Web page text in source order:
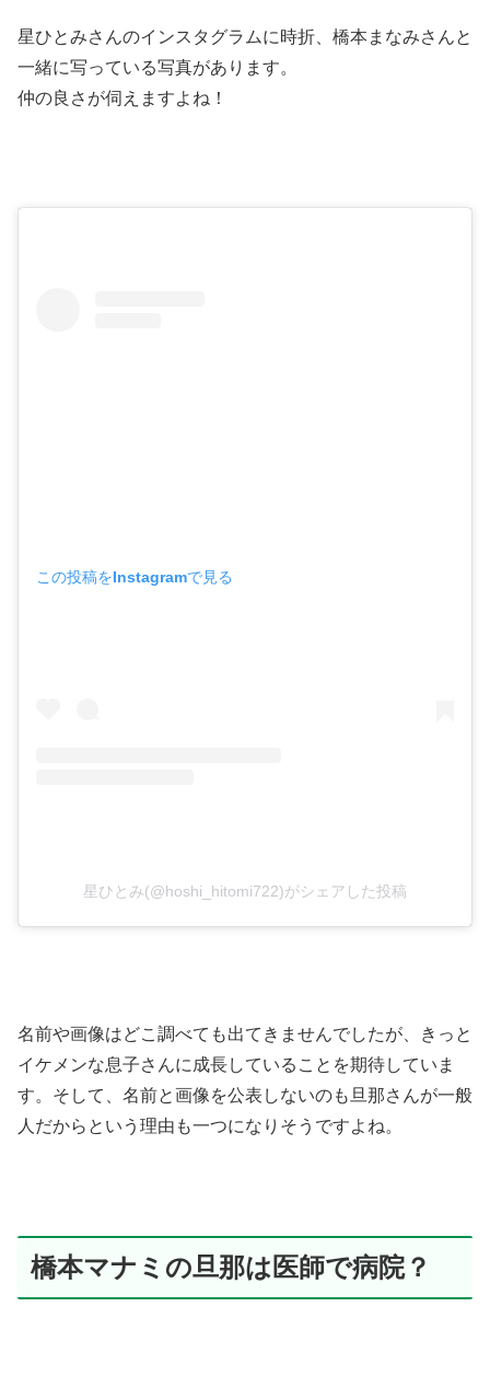
星ひとみさんのインスタグラムに時折、橋本まなみさんと
一緒に写っている写真があります。
仲の良さが伺えますよね！
この投稿をInstagramで見る
星ひとみ(@hoshi_hitomi722)がシェアした投稿
名前や画像はどこ調べても出てきませんでしたが、きっと
イケメンな息子さんに成長していることを期待していま
す。そして、名前と画像を公表しないのも旦那さんが一般
人だからという理由も一つになりそうですよね。
橋本マナミの旦那は医師で病院？